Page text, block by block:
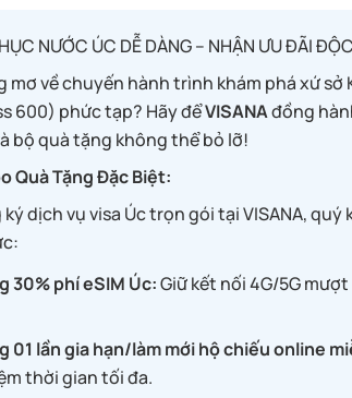
NƯỚC ÚC DỄ DÀNG – NHẬN ƯU ĐÃI
mơ về chuyến hành trình khám phá xứ
600) phức tạp? Hãy đểVISANAđồng
bộ quà tặng không thể bỏ lỡ!
Quà Tặng Đặc Biệt:
ký dịch vụ visa Úc trọn gói tại VISANA,
30% phí eSIM Úc:Giữ kết nối 4G/5G
01 lần gia hạn/làm mới hộ chiếu online
thời gian tối đa.